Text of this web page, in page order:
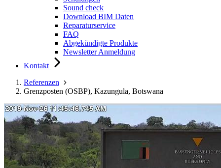
Sound check
Download BIM Daten
Reparaturservice
FAQ
Abgekündigte Produkte
Newsletter Anmeldung
Kontakt
Referenzen
Grenzposten (OSBP), Kazungula, Botswana